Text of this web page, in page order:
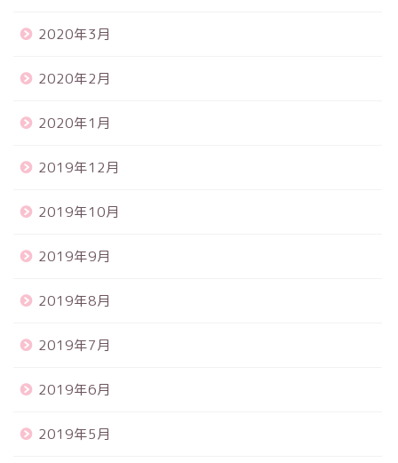
2020年3月
2020年2月
2020年1月
2019年12月
2019年10月
2019年9月
2019年8月
2019年7月
2019年6月
2019年5月